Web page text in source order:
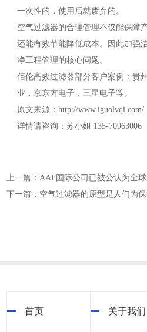
一次性的，使用后就废弃的。
空气过滤器的合理管理不仅能保障
还能有效节能降低成本。因此加强
净工程管理的核心问题。
佰伦高效过滤器部分客户案例：贵
业，京东方电子，三星电子等。
原文来源：http://
详情请咨询：苏小姐 135-70963006
下一篇：空气过滤器的原型是人们为
首页 关于我们